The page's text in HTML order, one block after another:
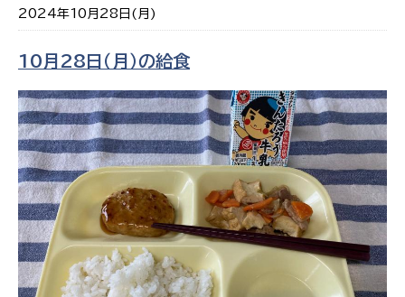
2024年10月28日(月)
10月28日（月）の給食